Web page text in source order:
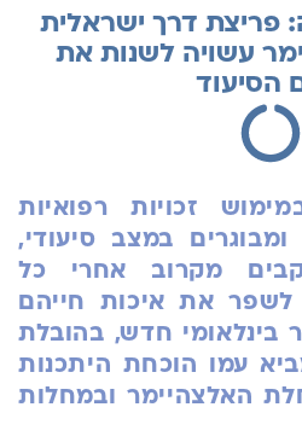
פריצת דרך ישראלית
עשויה לשנות את
הסיעוד
מימוש זכויות רפואיות
במצב סיעודי,
מקרוב אחרי כל
את איכות חייהם
בינלאומי חדש, בהובלת
עמו הוכחת היתכנות
האלצהיימר ובמחלות